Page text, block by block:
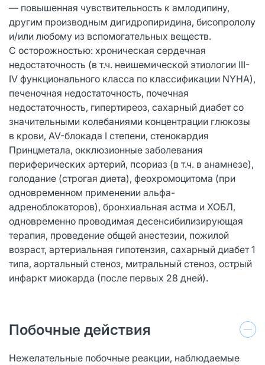
— повышенная чувствительность к амлодипину,
другим производным дигидропиридина, бисопрололу
и/или любому из вспомогательных веществ.
С осторожностью: хроническая сердечная
недостаточность (в т.ч. неишемической этиологии III-
IV функционального класса по классификации NYHA),
печеночная недостаточность, почечная
недостаточность, гипертиреоз, сахарный диабет со
значительными колебаниями концентрации глюкозы
в крови, AV-блокада I степени, стенокардия
Принцметала, окклюзионные заболевания
периферических артерий, псориаз (в т.ч. в анамнезе),
голодание (строгая диета), феохромоцитома (при
одновременном применении альфа-
адреноблокаторов), бронхиальная астма и ХОБЛ,
одновременно проводимая десенсибилизирующая
терапия, проведение общей анестезии, пожилой
возраст, артериальная гипотензия, сахарный диабет 1
типа, аортальный стеноз, митральный стеноз, острый
инфаркт миокарда (после первых 28 дней).
Побочные действия
Нежелательные побочные реакции, наблюдаемые